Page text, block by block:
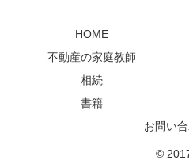
HOME
不動産の家庭教師
相続
書籍
お問い
© 2017